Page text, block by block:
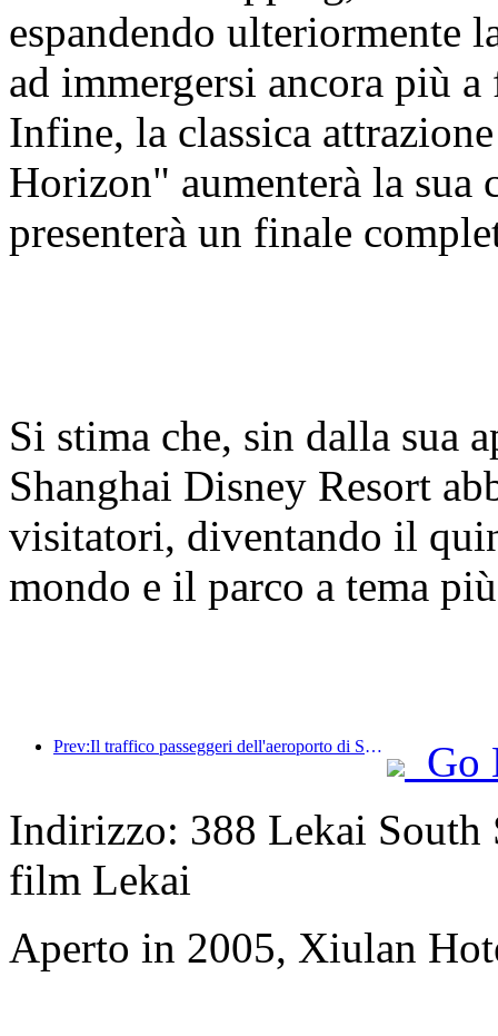
espandendo ulteriormente
ad immergersi ancora più
Infine, la classica
Horizon" aumenterà la sua
presenterà un finale
Si stima che, sin dalla sua
Shanghai Disney Resort
visitatori, diventando il
mondo e il parco a tema
Prev:Il traffico passeggeri dell'aeroporto di Shenzhen ha superato i 3 milioni quest'anno, stabilendo un nuovo record per lo stesso periodo.
Go
Indirizzo: 388 Lekai
film Lekai
Aperto in 2005, Xiulan